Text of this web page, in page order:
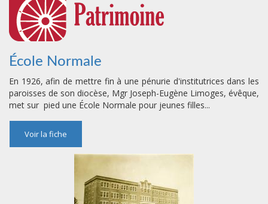
École Normale
En 1926, afin de mettre fin à une pénurie d'institutrices dans les
paroisses de son diocèse, Mgr Joseph-Eugène Limoges, évêque,
met sur pied une École Normale pour jeunes filles...
Voir la fiche